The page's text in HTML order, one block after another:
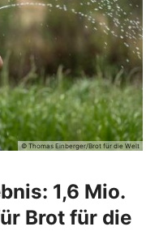
© Thomas Einberger/Brot für die Welt
1,6 Mio.
Brot für die